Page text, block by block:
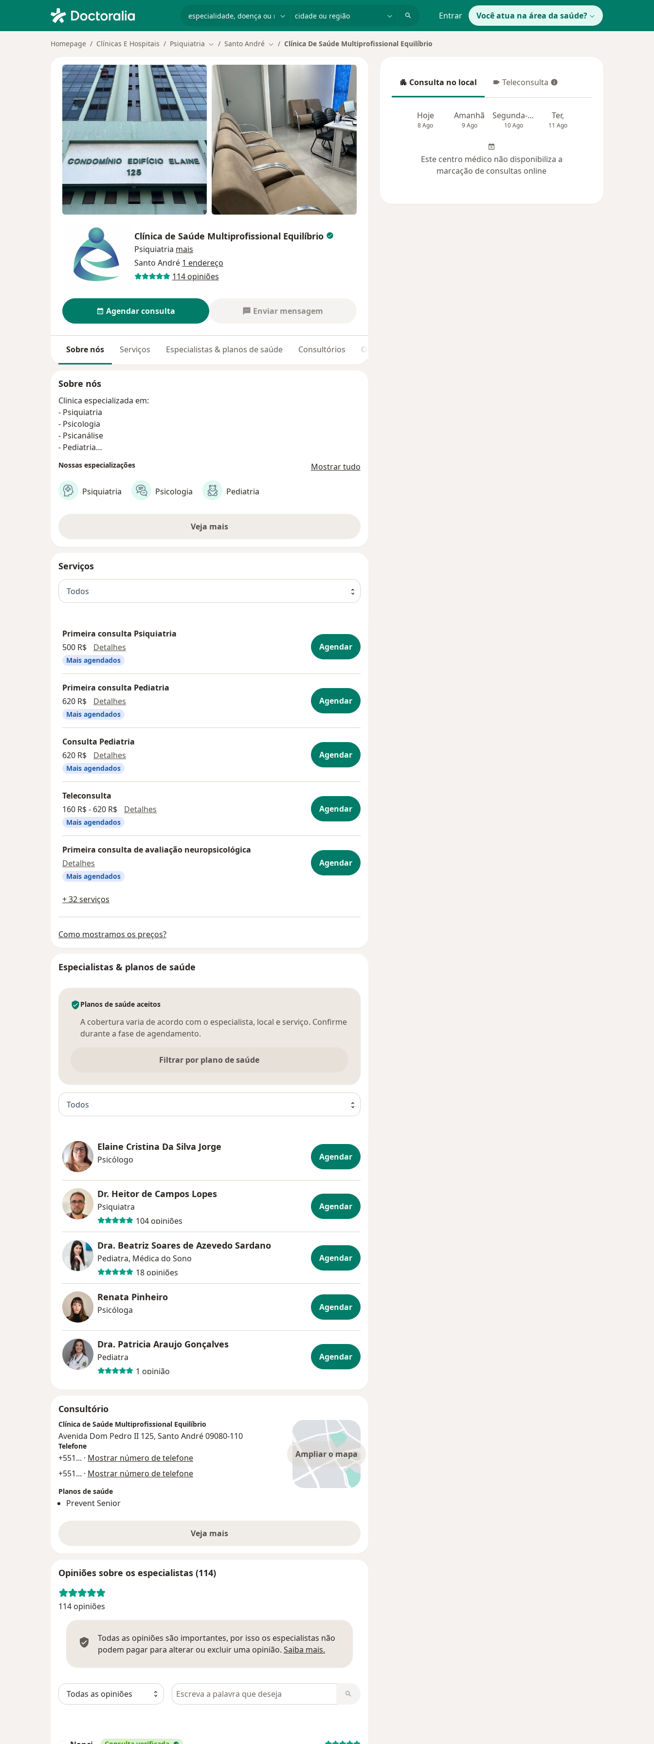
Entrar Você atua na área da saúde?
Homepage Clínicas E Hospitais Psiquiatria Mudar de cidade
Santo André Mudar de cidade
Clínica De Saúde Multiprofissional Equilíbrio
Clínica de Saúde Multiprofissional Equilíbrio
Psiquiatria mais
Santo André 1 endereço
114 opiniões
Agendar consulta Enviar mensagem
Sobre nós Serviços Especialistas & planos de saúde Consultórios Opiniões
Sobre nós
Clinica especializada em:
- Psiquiatria
- Psicologia
- Psicanálise
- Pediatria
Nossas especializações Mostrar tudo
Psiquiatria Psicologia Pediatria
Veja mais
Serviços
Todos
Primeira consulta Psiquiatria
500 R$
Detalhes
Mais agendados
Agendar
Primeira consulta Pediatria
620 R$
Detalhes
Mais agendados
Agendar
Consulta Pediatria
620 R$
Detalhes
Mais agendados
Agendar
Teleconsulta
160 R$ - 620 R$
Detalhes
Mais agendados
Agendar
Primeira consulta de avaliação neuropsicológica
Detalhes
Mais agendados
Agendar
+ 32 serviços
Como mostramos os preços?
Especialistas & planos de saúde
Planos de saúde aceitos
A cobertura varia de acordo com o especialista, local e serviço. Confirme
durante a fase de agendamento.
Filtrar por plano de saúde
Todos
Elaine Cristina Da Silva Jorge
Psicólogo Agendar
Dr. Heitor de Campos Lopes
Psiquiatra
104 opiniões
Agendar
Dra. Beatriz Soares de Azevedo Sardano
Pediatra, Médica do Sono
18 opiniões
Agendar
Renata Pinheiro
Psicóloga Agendar
Dra. Patricia Araujo Gonçalves
Pediatra
1 opinião
Agendar
Consultório
Ampliar o mapa
Clínica de Saúde Multiprofissional Equilíbrio
Avenida Dom Pedro II 125, Santo André 09080-110
Telefone
+551... · Mostrar número de telefone
+551... · Mostrar número de telefone
Planos de saúde
Prevent Senior
Veja mais
Opiniões sobre os especialistas (114)
114 opiniões
Todas as opiniões são importantes, por isso os especialistas não
podem pagar para alterar ou excluir uma opinião. Saiba mais.
Pesquisar em opiniões
Consulta no local
Consulta no local Teleconsulta
Teleconsulta
Hoje
8 Ago
Amanhã
9 Ago
Segunda-feira
10 Ago
Ter,
11 Ago
Este centro médico não disponibiliza a
marcação de consultas online